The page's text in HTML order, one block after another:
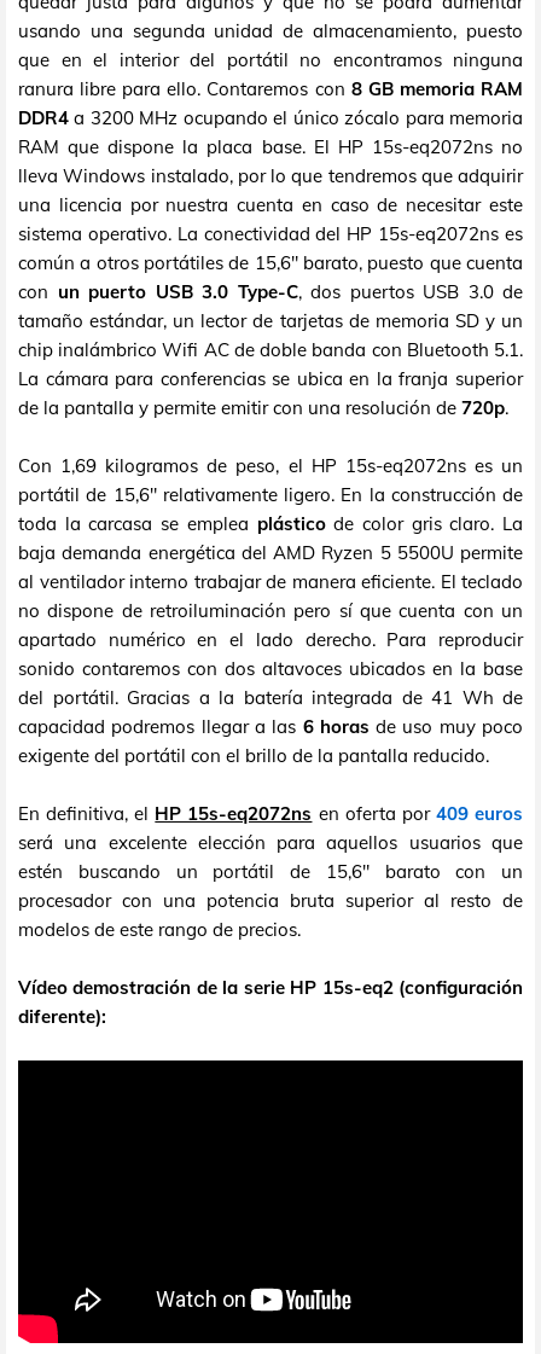
usando una segunda unidad de almacenamiento, puesto
que en el interior del portátil no encontramos ninguna
ranura libre para ello. Contaremos con 8 GB memoria RAM
DDR4 a 3200 MHz ocupando el único zócalo para memoria
RAM que dispone la placa base. El HP 15s-eq2072ns no
lleva Windows instalado, por lo que tendremos que adquirir
una licencia por nuestra cuenta en caso de necesitar este
sistema operativo. La conectividad del HP 15s-eq2072ns es
común a otros portátiles de 15,6" barato, puesto que cuenta
con un puerto USB 3.0 Type-C, dos puertos USB 3.0 de
tamaño estándar, un lector de tarjetas de memoria SD y un
chip inalámbrico Wifi AC de doble banda con Bluetooth 5.1.
La cámara para conferencias se ubica en la franja superior
de la pantalla y permite emitir con una resolución de 720p.
Con 1,69 kilogramos de peso, el HP 15s-eq2072ns es un
portátil de 15,6" relativamente ligero. En la construcción de
toda la carcasa se emplea plásticode color gris claro. La
baja demanda energética del AMD Ryzen 5 5500U permite
al ventilador interno trabajar de manera eficiente. El teclado
no dispone de retroiluminación pero sí que cuenta con un
apartado numérico en el lado derecho. Para reproducir
sonido contaremos con dos altavoces ubicados en la base
del portátil. Gracias a la batería integrada de 41 Wh de
capacidad podremos llegar a las 6 horas de uso muy poco
exigente del portátil con el brillo de la pantalla reducido.
En definitiva, el HP 15s-eq2072ns en oferta por 409 euros
será una excelente elección para aquellos usuarios que
estén buscando un portátil de 15,6" barato con un
procesador con una potencia bruta superior al resto de
modelos de este rango de precios.
Vídeo demostración de la serie HP 15s-eq2 (configuración
diferente):